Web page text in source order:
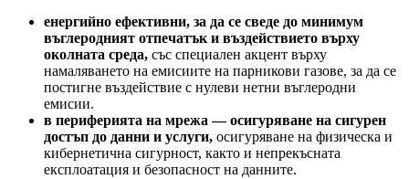
енергийно ефективни, за да се сведе до минимум
въглеродният отпечатък и въздействието върху
околната среда, със специален акцент върху
намаляването на емисиите на парникови газове, за да се
постигне въздействие с нулеви нетни въглеродни
емисии.
в периферията на мрежа — осигуряване на сигурен
достъп до данни и услуги, осигуряване на физическа и
кибернетична сигурност, както и непрекъсната
експлоатация и безопасност на данните.